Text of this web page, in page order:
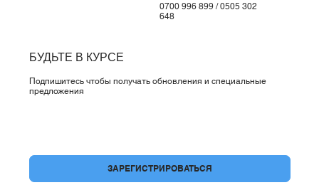
0700 996 899 / 0505 302
648
БУДЬТЕ В КУРСЕ
Подпишитесь чтобы получать обновления и специальные
предложения
ЗАРЕГИСТРИРОВАТЬСЯ